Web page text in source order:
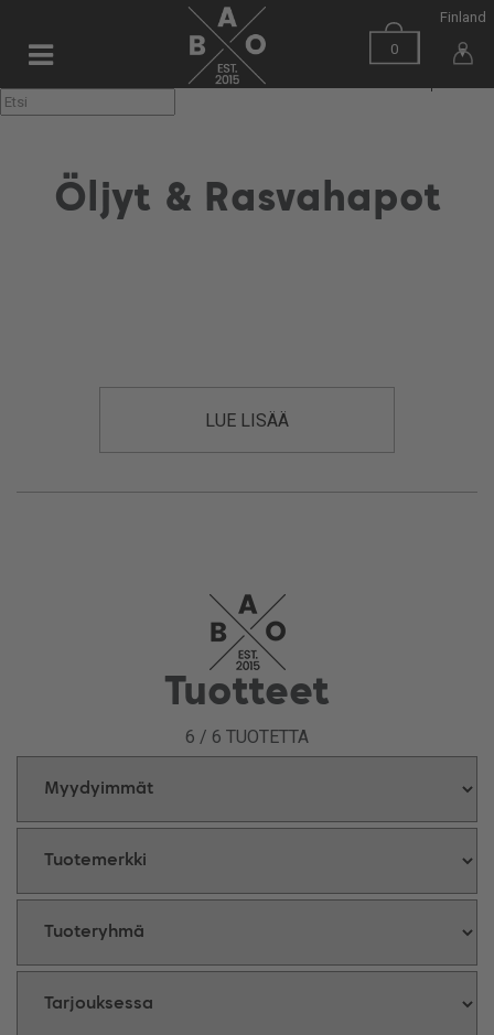
0
Finland
▼
Öljyt & Rasvahapot
LUE LISÄÄ
Tuotteet
6 / 6 TUOTETTA